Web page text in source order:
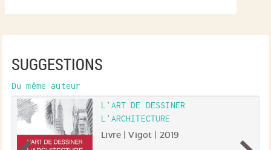
SUGGESTIONS
Du même auteur
L'ART DE DESSINER
L'ARCHITECTURE
Livre | Vigot | 2019